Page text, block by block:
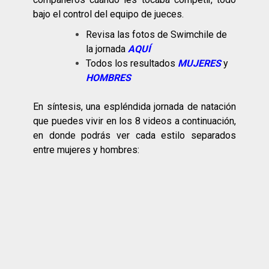
bajo el control del equipo de jueces.
Revisa las fotos de Swimchile de
la jornada AQUÍ
Todos los resultados MUJERESy
HOMBRES
En síntesis, una espléndida jornada de natación
que puedes vivir en los 8 videos a continuación,
en donde podrás ver cada estilo separados
entre mujeres y hombres: